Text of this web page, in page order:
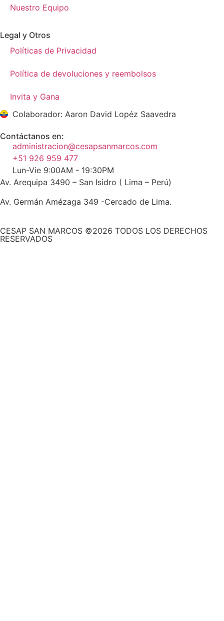
Nuestro Equipo
Legal y Otros
Políticas de Privacidad
Política de devoluciones y reembolsos
Invita y Gana
Colaborador: Aaron David Lopéz Saavedra
Contáctanos en:
administracion@cesapsanmarcos.com
+51 926 959 477
Lun-Vie 9:00AM - 19:30PM
Av. Arequipa 3490 – San Isidro ( Lima – Perú)
Av. Germán Amézaga 349 -Cercado de Lima.
CESAP SAN MARCOS ©2026 TODOS LOS DERECHOS
RESERVADOS